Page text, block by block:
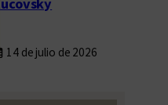
Rucovsky
14 de julio de 2026